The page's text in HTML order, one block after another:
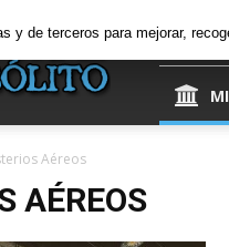
26.5 C
Aéreos
AÉREOS
y de terceros para mejorar,